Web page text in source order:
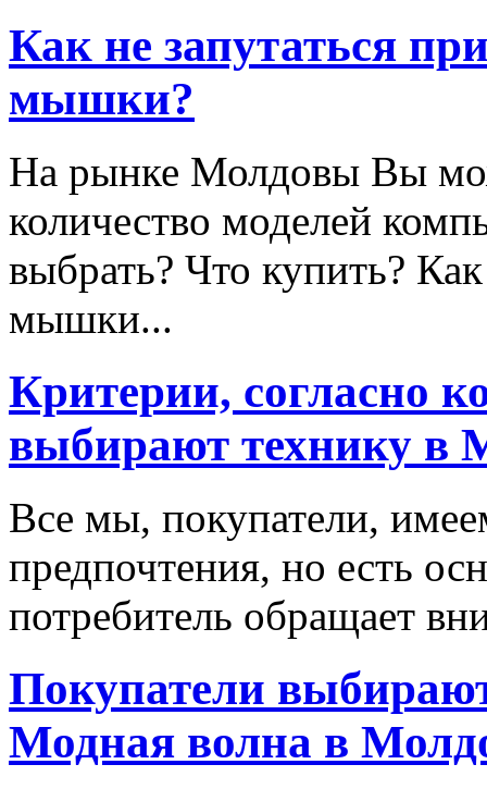
Как не запутаться
мышки?
На рынке Молдовы Вы
количество моделей
выбрать? Что купить?
мышки...
Критерии, согласно
выбирают технику в
Все мы, покупатели,
предпочтения, но есть
потребитель обращает
Покупатели
Модная волна в